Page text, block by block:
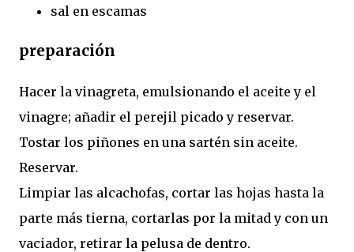
sal en escamas
preparación
Hacer la vinagreta, emulsionando el aceite y el
vinagre; añadir el perejil picado y reservar.
Tostar los piñones en una sartén sin aceite.
Reservar.
Limpiar las alcachofas, cortar las hojas hasta la
parte más tierna, cortarlas por la mitad y con un
vaciador, retirar la pelusa de dentro.